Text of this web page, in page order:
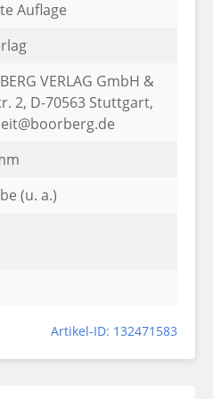
Auflage
VERLAG GmbH &
2, D-70563 Stuttgart,
(u. a.)
Artikel-ID: 132471583